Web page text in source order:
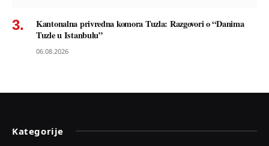
Kantonalna privredna komora Tuzla: Razgovori o “Danima
Tuzle u Istanbulu”
06.08.2026
Kategorije